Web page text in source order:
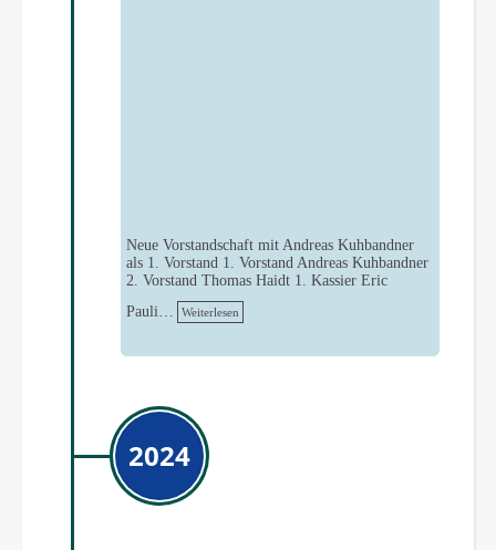
Neue Vorstandschaft mit Andreas Kuhbandner
als 1. Vorstand 1. Vorstand Andreas Kuhbandner
2. Vorstand Thomas Haidt 1. Kassier Eric
Pauli…
Weiterlesen
2024